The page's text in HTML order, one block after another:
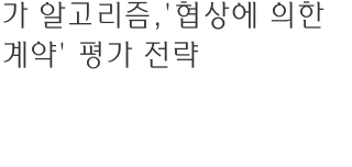
가 알고리즘,'협상에 의한
계약' 평가 전략